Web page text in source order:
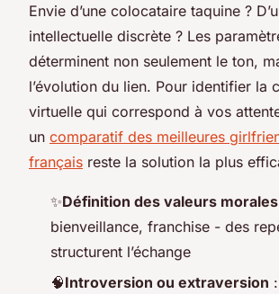
Envie d’une colocataire taquine ?
intellectuelle discrète ? Les
déterminent non seulement le ton,
l’évolution du lien. Pour identifier la
virtuelle qui correspond à vos
un comparatif des meilleures
français reste la solution la plus
✨Définition des valeurs morales
bienveillance, franchise - des
structurent l’échange
🧠Introversion ou extraversion